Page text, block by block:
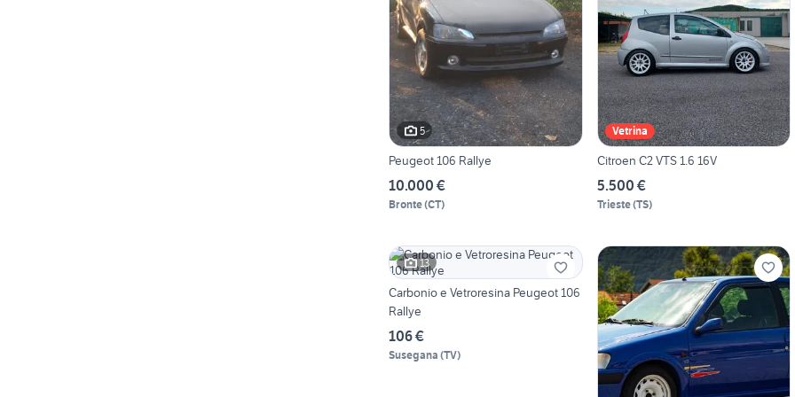
5
Peugeot 106 Rallye
10.000 €
Bronte(CT)
Vetrina
Citroen C2 VTS 1.6 16V
5.500 €
Trieste(TS)
13
Carbonio e Vetroresina Peugeot 106
Rallye
106 €
Susegana (TV)